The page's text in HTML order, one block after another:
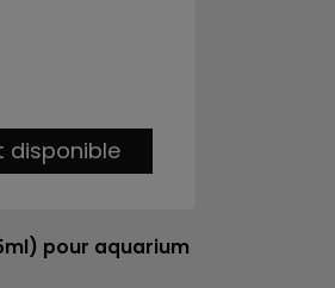
disponible
pour aquarium